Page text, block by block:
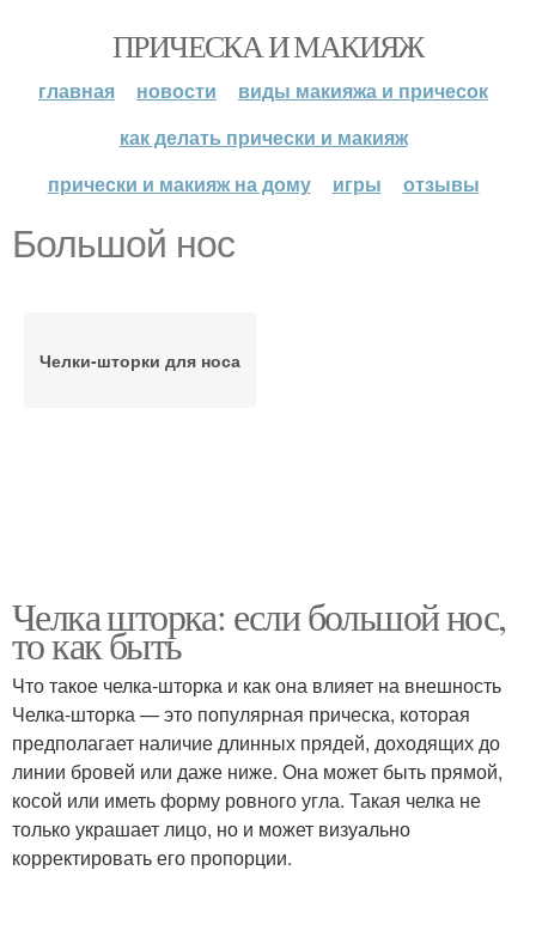
ПРИЧЕСКА И МАКИЯЖ
главная новости
виды макияжа и причесок
как делать прически и макияж
прически и макияж на дому
игры отзывы
Большой нос
Челки-шторки для носа
Челка шторка: если большой нос,
то как быть
Что такое челка-шторка и как она влияет на внешность
Челка-шторка — это популярная прическа, которая
предполагает наличие длинных прядей, доходящих до
линии бровей или даже ниже. Она может быть прямой,
косой или иметь форму ровного угла. Такая челка не
только украшает лицо, но и может визуально
корректировать его пропорции.